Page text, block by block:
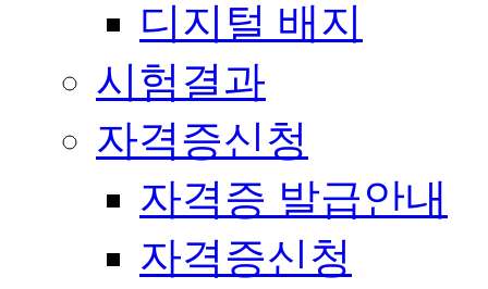
디지털 배지
시험결과
자격증신청
자격증 발급안내
자격증신청